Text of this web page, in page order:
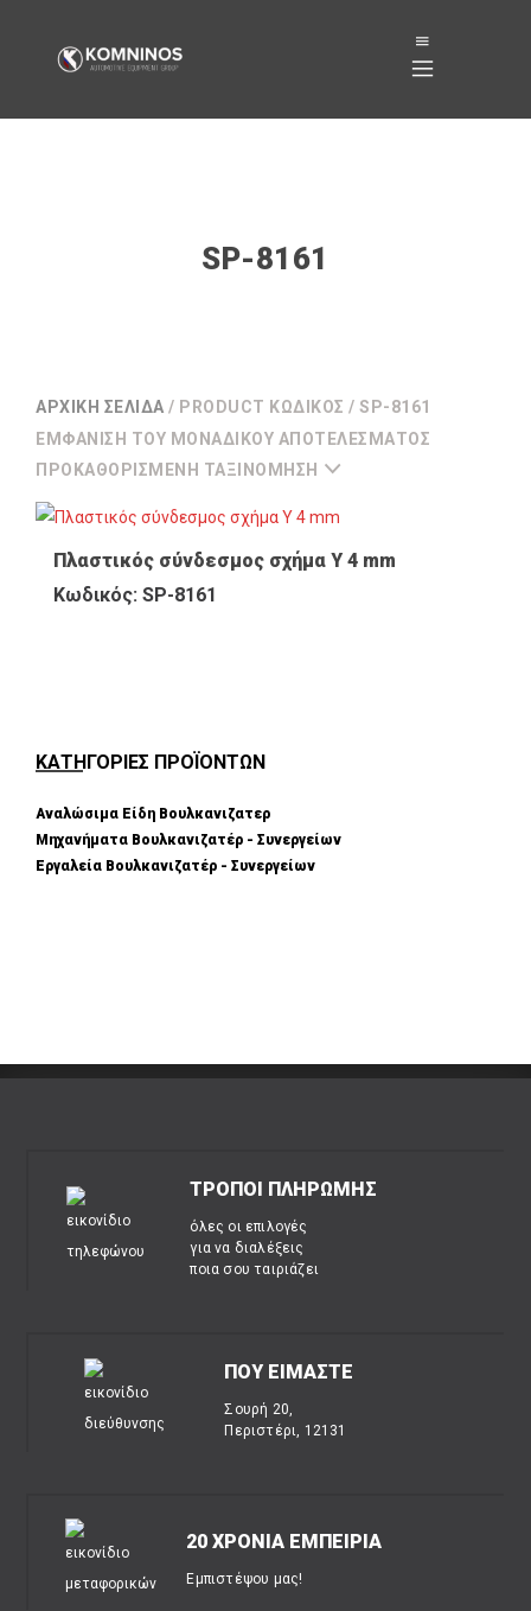
SP-8161
ΑΡΧΙΚΉ ΣΕΛΊΔΑ / PRODUCT ΚΩΔΙΚΌΣ / SP-8161
ΕΜΦΆΝΙΣΗ ΤΟΥ ΜΟΝΑΔΙΚΟΎ ΑΠΟΤΕΛΈΣΜΑΤΟΣ
ΠΡΟΚΑΘΟΡΙΣΜΈΝΗ ΤΑΞΙΝΌΜΗΣΗ
Πλαστικός σύνδεσμος σχήμα Υ 4 mm
Κωδικός: SP-8161
ΚΑΤΗΓΟΡΙΕΣ ΠΡΟΪΟΝΤΩΝ
Αναλώσιμα Είδη Βουλκανιζατερ
Μηχανήματα Βουλκανιζατέρ - Συνεργείων
Εργαλεία Βουλκανιζατέρ - Συνεργείων
ΤΡΟΠΟΙ ΠΛΗΡΩΜΗΣ
όλες οι επιλογές
για να διαλέξεις
ποια σου ταιριάζει
ΠΟΥ ΕΙΜΑΣΤΕ
Σουρή 20,
Περιστέρι, 12131
20 ΧΡΟΝΙΑ ΕΜΠΕΙΡΙΑ
Εμπιστέψου μας!